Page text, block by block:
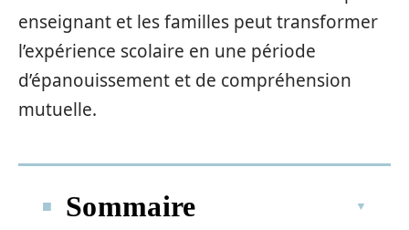
enseignant et les familles peut transformer
l’expérience scolaire en une période
d’épanouissement et de compréhension
mutuelle.
Sommaire